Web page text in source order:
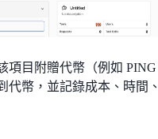
項目附贈代幣（例如
代幣，並記錄成本、時間